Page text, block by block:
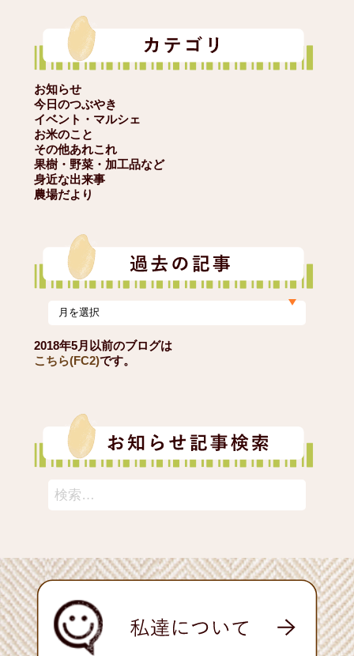
お知らせ
今日のつぶやき
イベント・マルシェ
お米のこと
その他あれこれ
果樹・野菜・加工品など
身近な出来事
農場だより
2018年5月以前のブログは
こちら(FC2)です。